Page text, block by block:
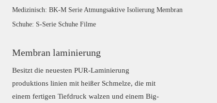
Medizinisch: BK-M Serie Atmungsaktive Isolierung Membran
Schuhe: S-Serie Schuhe Filme
Membran laminierung
Besitzt die neuesten PUR-Laminierung
produktions linien mit heißer Schmelze, die mit
einem fertigen Tiefdruck walzen und einem Big-